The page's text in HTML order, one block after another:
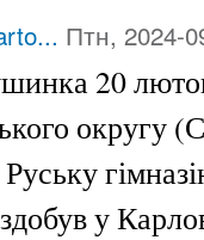
Птн, 2024-
20
округу
у